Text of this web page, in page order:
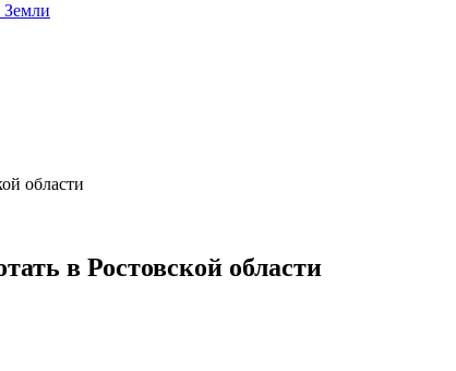
Земли
области
в Ростовской области